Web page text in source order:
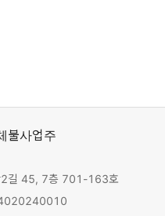
불사업주
2길 45, 7층 701-163호